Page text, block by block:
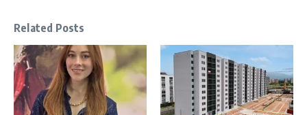
Related Posts